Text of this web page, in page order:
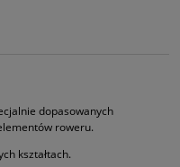
dopasowanych
roweru.
kształtach.